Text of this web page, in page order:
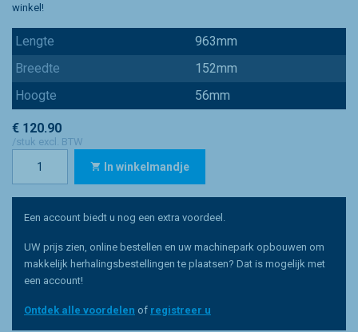
winkel!
Lengte
963mm
Breedte
152mm
Hoogte
56mm
€ 120.90
/stuk excl. BTW
In winkelmandje
Een account biedt u nog een extra voordeel.
UW prijs zien, online bestellen en uw machinepark opbouwen om
makkelijk herhalingsbestellingen te plaatsen? Dat is mogelijk met
een account!
Ontdek alle voordelen of registreer u